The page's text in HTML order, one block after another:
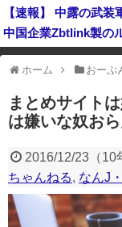
一部のコンテンツが表示
たりする場合があります
ホーム おーぷ
まとめサイト
は嫌いな奴おら
2016/12/23（10
ちゃんねる, なんJ